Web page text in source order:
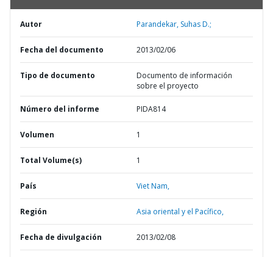
Autor Parandekar, Suhas D.;
Fecha del documento 2013/02/06
Tipo de documento
Documento de información
sobre el proyecto
Número del informe PIDA814
Volumen 1
Total Volume(s) 1
País Viet Nam,
Región Asia oriental y el Pacífico,
Fecha de divulgación 2013/02/08